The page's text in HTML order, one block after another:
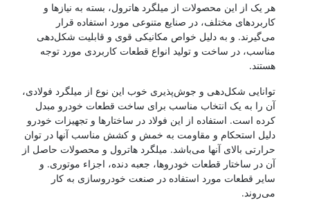
هر یک از این محصولات از میلگرد هاترول، بسته به نیازها و
کاربردهای مختلف، در صنایع متنوعی مورد استفاده قرار
می‌گیرند. و به دلیل خواص مکانیکی قوی و قابلیت شکل‌دهی
مناسب، در ساخت و تولید انواع قطعات کاربردی مورد توجه
هستند.
توانایی شکل‌دهی و جوش‌پذیری خوب این نوع از میلگرد فولادی،
آن را به یک انتخاب مناسب برای ساخت قطعات خودرو مبدل
کرده است. استفاده از این فولاد در ساختارها و تجهیزات خودرو
دلیل استحکام و مقاومت به خمش و کشش مناسب آنها در توان
حرارتی بالای آنها می‌باشد. میلگرد هاترول و محصولات حاصل از
آن در ساختار قطعات خودروها، جعبه دنده، اجزاء موتوری. و
سایر قطعات مورد استفاده در صنعت خودروسازی به کار
می‌روند.